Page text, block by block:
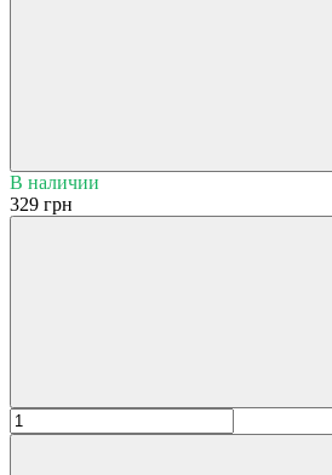
В наличии
329 грн